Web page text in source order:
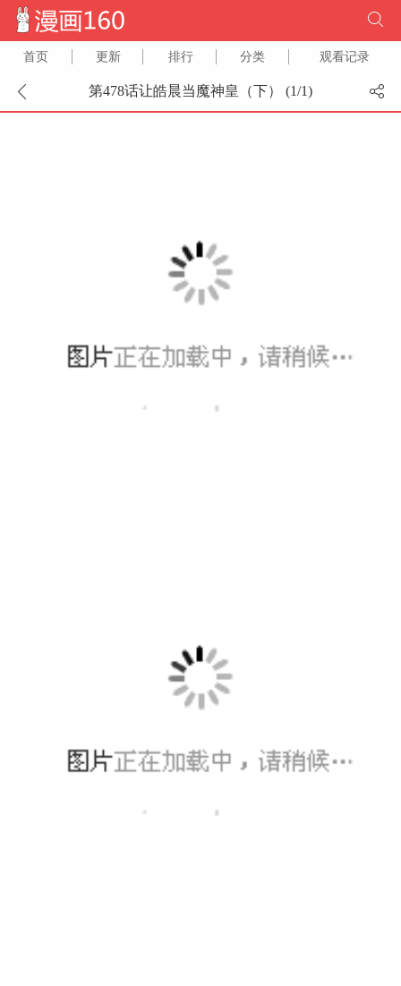
首页 更新 排行 分类 观看记录
第478话让皓晨当魔神皇（下） (1/1)